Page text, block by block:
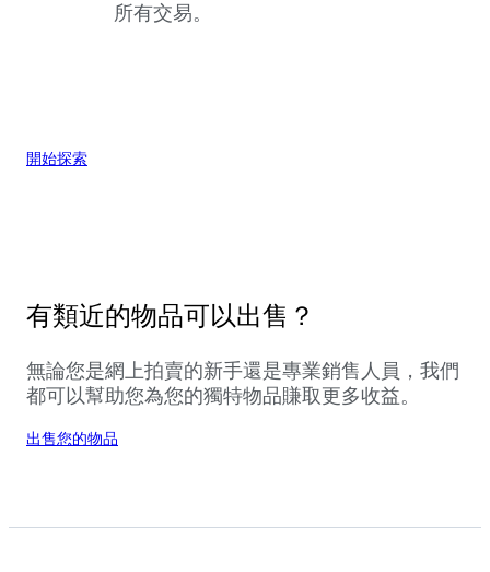
所有交易。
開始探索
有類近的物品可以出售？
無論您是網上拍賣的新手還是專業銷售人員，我們
都可以幫助您為您的獨特物品賺取更多收益。
出售您的物品